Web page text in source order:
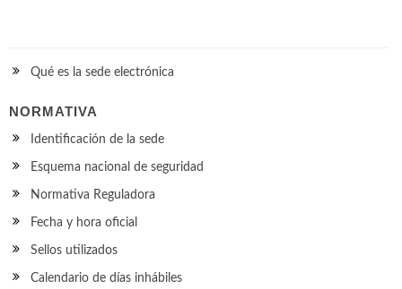
Qué es la sede electrónica
NORMATIVA
Identificación de la sede
Esquema nacional de seguridad
Normativa Reguladora
Fecha y hora oficial
Sellos utilizados
Calendario de días inhábiles